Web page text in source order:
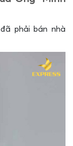
phải bán nhà